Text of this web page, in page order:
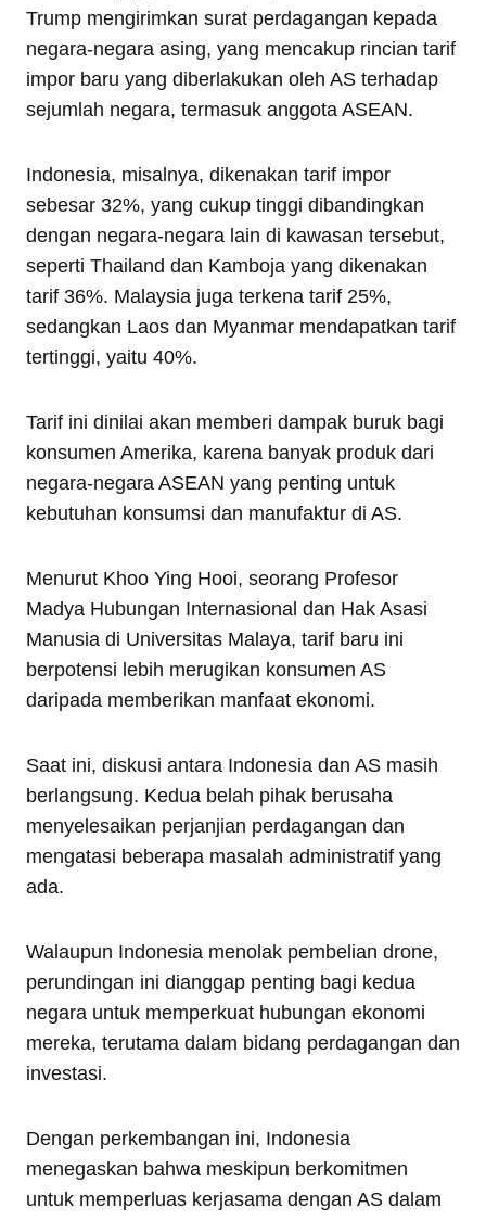
Trump mengirimkan surat perdagangan kepada
negara-negara asing, yang mencakup rincian tarif
impor baru yang diberlakukan oleh AS terhadap
sejumlah negara, termasuk anggota ASEAN.
Indonesia, misalnya, dikenakan tarif impor
sebesar 32%, yang cukup tinggi dibandingkan
dengan negara-negara lain di kawasan tersebut,
seperti Thailand dan Kamboja yang dikenakan
tarif 36%. Malaysia juga terkena tarif 25%,
sedangkan Laos dan Myanmar mendapatkan tarif
tertinggi, yaitu 40%.
Tarif ini dinilai akan memberi dampak buruk bagi
konsumen Amerika, karena banyak produk dari
negara-negara ASEAN yang penting untuk
kebutuhan konsumsi dan manufaktur di AS.
Menurut Khoo Ying Hooi, seorang Profesor
Madya Hubungan Internasional dan Hak Asasi
Manusia di Universitas Malaya, tarif baru ini
berpotensi lebih merugikan konsumen AS
daripada memberikan manfaat ekonomi.
Saat ini, diskusi antara Indonesia dan AS masih
berlangsung. Kedua belah pihak berusaha
menyelesaikan perjanjian perdagangan dan
mengatasi beberapa masalah administratif yang
ada.
Walaupun Indonesia menolak pembelian drone,
perundingan ini dianggap penting bagi kedua
negara untuk memperkuat hubungan ekonomi
mereka, terutama dalam bidang perdagangan dan
investasi.
Dengan perkembangan ini, Indonesia
menegaskan bahwa meskipun berkomitmen
untuk memperluas kerjasama dengan AS dalam